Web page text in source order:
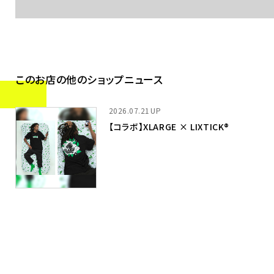
このお店の他のショップニュース
2026.07.21
【コラボ】XLARGE × LIXTICK®